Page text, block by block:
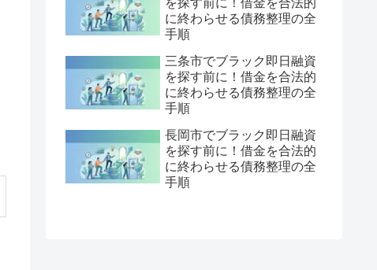
を探す前に！借金を合法的
に終わらせる債務整理の全
手順
三条市でブラック即日融資
を探す前に！借金を合法的
に終わらせる債務整理の全
手順
長岡市でブラック即日融資
を探す前に！借金を合法的
に終わらせる債務整理の全
手順